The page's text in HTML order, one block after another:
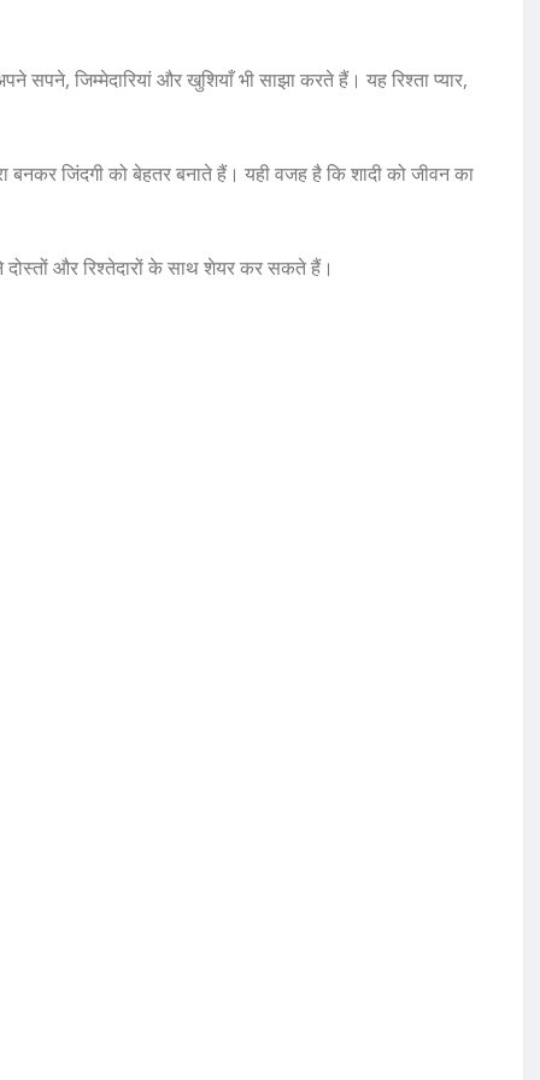
सपने, जिम्मेदारियां और खुशियाँ भी साझा करते हैं। यह रिश्ता प्यार,
जिंदगी को बेहतर बनाते हैं। यही वजह है कि शादी को जीवन का
और रिश्तेदारों के साथ शेयर कर सकते हैं।